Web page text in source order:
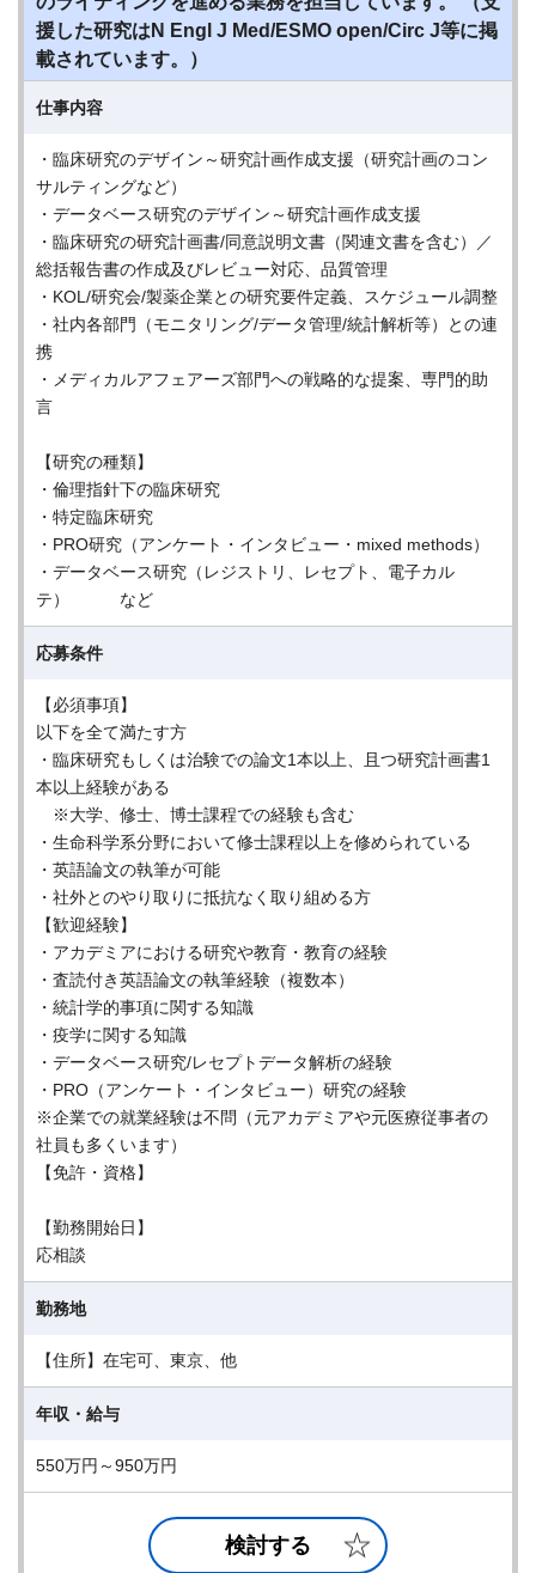
援した研究はN Engl J Med/ESMO open/Circ J等に掲
載されています。）
仕事内容
・臨床研究のデザイン～研究計画作成支援（研究計画のコン
サルティングなど）
・データベース研究のデザイン～研究計画作成支援
・臨床研究の研究計画書/同意説明文書（関連文書を含む）／
総括報告書の作成及びレビュー対応、品質管理
・KOL/研究会/製薬企業との研究要件定義、スケジュール調整
・社内各部門（モニタリング/データ管理/統計解析等）との連
携
・メディカルアフェアーズ部門への戦略的な提案、専門的助
言
【研究の種類】
・倫理指針下の臨床研究
・特定臨床研究
・PRO研究（アンケート・インタビュー・mixed methods）
・データベース研究（レジストリ、レセプト、電子カル
テ） など
応募条件
【必須事項】
以下を全て満たす方
・臨床研究もしくは治験での論文1本以上、且つ研究計画書1
本以上経験がある
※大学、修士、博士課程での経験も含む
・生命科学系分野において修士課程以上を修められている
・英語論文の執筆が可能
・社外とのやり取りに抵抗なく取り組める方
【歓迎経験】
・アカデミアにおける研究や教育・教育の経験
・査読付き英語論文の執筆経験（複数本）
・統計学的事項に関する知識
・疫学に関する知識
・データベース研究/レセプトデータ解析の経験
・PRO（アンケート・インタビュー）研究の経験
※企業での就業経験は不問（元アカデミアや元医療従事者の
社員も多くいます）
【免許・資格】
【勤務開始日】
応相談
勤務地
【住所】在宅可、東京、他
年収・給与
550万円～950万円
検討する